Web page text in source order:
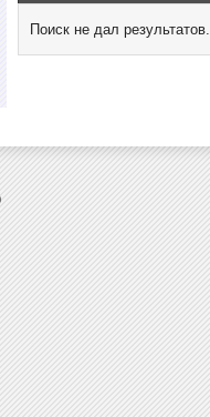
Поиск не дал результатов.